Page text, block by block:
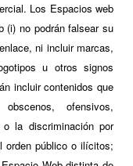
Los Espacios web
(i) no podrán falsear su
ni incluir marcas,
u otros signos
incluir contenidos que
ofensivos,
la discriminación por
orden público o ilícitos;